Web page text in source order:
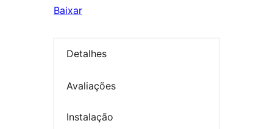
Baixar
Detalhes
Avaliações
Instalação